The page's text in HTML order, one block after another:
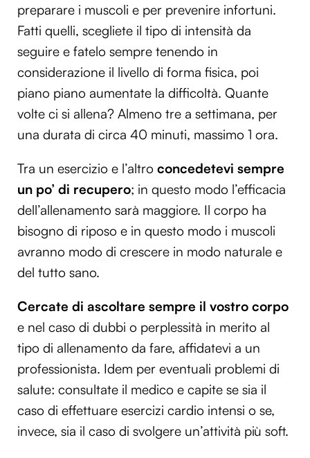
preparare i muscoli e per prevenire infortuni.
Fatti quelli, scegliete il tipo di intensità da
seguire e fatelo sempre tenendo in
considerazione il livello di forma fisica, poi
piano piano aumentate la difficoltà. Quante
volte ci si allena? Almeno tre a settimana, per
una durata di circa 40 minuti, massimo 1 ora.
Tra un esercizio e l’altro concedetevi sempre
un po’ di recupero; in questo modo l’efficacia
dell’allenamento sarà maggiore. Il corpo ha
bisogno di riposo e in questo modo i muscoli
avranno modo di crescere in modo naturale e
del tutto sano.
Cercate di ascoltare sempre il vostro corpo
e nel caso di dubbi o perplessità in merito al
tipo di allenamento da fare, affidatevi a un
professionista. Idem per eventuali problemi di
salute: consultate il medico e capite se sia il
caso di effettuare esercizi cardio intensi o se,
invece, sia il caso di svolgere un’attività più soft.